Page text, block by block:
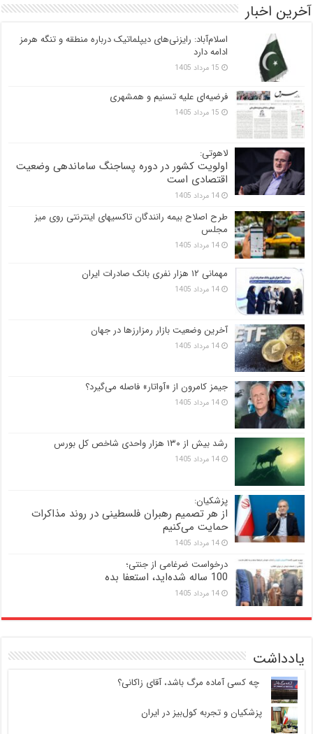
آخرین اخبار
اسلام‌آباد: رایزنی‌های دیپلماتیک درباره منطقه و تنگه هرمز
ادامه دارد
15 مرداد 1405
فرضیه‌ای علیه تسنیم و همشهری
15 مرداد 1405
لاهوتی:
اولویت کشور در دوره پساجنگ ساماندهی وضعیت
اقتصادی است
14 مرداد 1405
طرح اصلاح بیمه رانندگان تاکسیهای اینترنتی روی میز
مجلس
14 مرداد 1405
مهمانی ۱۲ هزار نفری بانک صادرات ایران
14 مرداد 1405
آخرین وضعیت بازار رمزارزها در جهان
14 مرداد 1405
جیمز کامرون از «آواتار» فاصله می‌گیرد؟
14 مرداد 1405
رشد بیش از ۱۳۰ هزار واحدی شاخص کل بورس
14 مرداد 1405
پزشکیان:
از هر تصمیم رهبران فلسطینی در روند مذاکرات
حمایت می‌کنیم
14 مرداد 1405
درخواست ضرغامی از جنتی؛
100 ساله شده‌اید، استعفا بده
14 مرداد 1405
یادداشت
‍ چه کسی آماده مرگ باشد، آقای زاکانی؟
پزشکیان و تجربه کول‌بیز در ایران